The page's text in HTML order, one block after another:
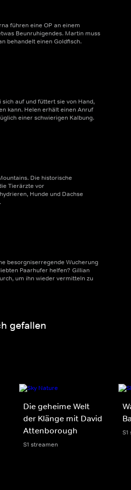
führen eine OP an einem
Beunruhigendes. Martin muss
behandelt einen Goldfisch.
auf und füttert sie von Hand,
kann. Helen erhält einen Anruf
einer schwierigen Kalbung.
Die historische
Tierärzte vor
Hunde und Dachse
besorgniserregende Wucherung
Paarhufer helfen? Gillian
um ihn wieder vermitteln zu
gefallen
Die geheime Welt
der Klänge mit David
Attenborough
S1 streamen